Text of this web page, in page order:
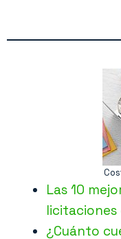
Las 10
¿Cuánto